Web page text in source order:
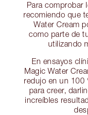
Para comprobar
recomiendo que
Water Cream
como parte de
utilizando
En ensayos
Magic Water
redujo en un 100
para creer,
increíbles